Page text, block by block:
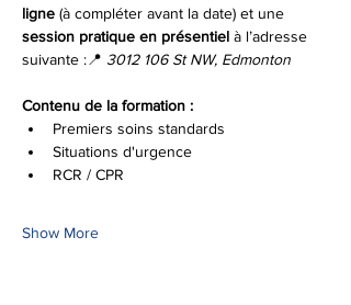
ligne (à compléter avant la date) et une
session pratique en présentiel à l’adresse
suivante :📍 3012 106 St NW, Edmonton
Contenu de la formation :
Premiers soins standards
Situations d'urgence
RCR / CPR
Show More